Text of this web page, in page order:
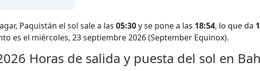
Paquistán el sol sale a las 05:30y se pone a las 18:54, lo que da
es el miércoles, 23 septiembre 2026 (September Equinox).
Horas de salida y puesta del sol en